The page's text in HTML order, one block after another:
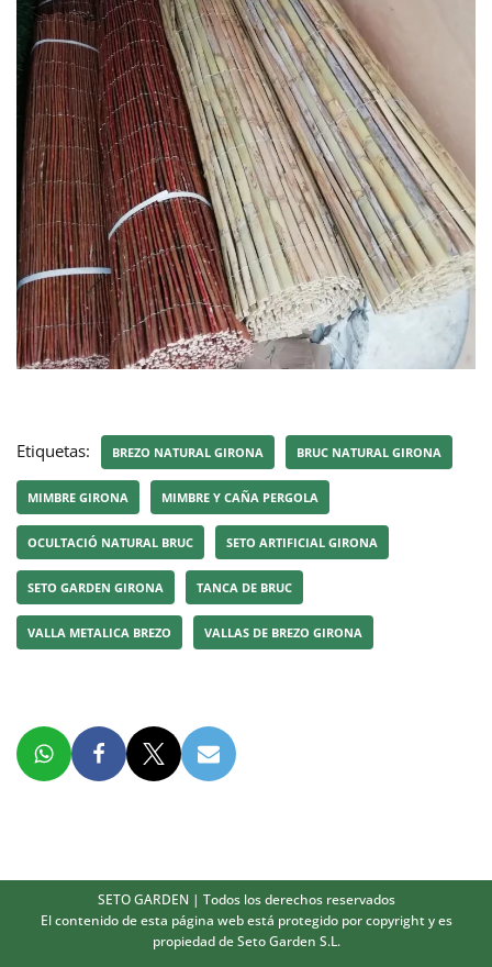
Etiquetas: BREZO NATURAL GIRONA BRUC NATURAL GIRONA
MIMBRE GIRONA MIMBRE Y CAÑA PERGOLA
OCULTACIÓ NATURAL BRUC SETO ARTIFICIAL GIRONA
SETO GARDEN GIRONA TANCA DE BRUC
VALLA METALICA BREZO VALLAS DE BREZO GIRONA
SETO GARDEN | Todos los derechos reservados
El contenido de esta página web está protegido por copyright y es
propiedad de Seto Garden S.L.